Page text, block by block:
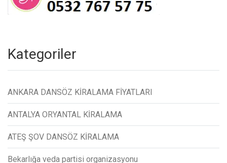
Kategoriler
ANKARA DANSÖZ KİRALAMA FİYATLARI
ANTALYA ORYANTAL KİRALAMA
ATEŞ ŞOV DANSÖZ KİRALAMA
Bekarlığa veda partisi organizasyonu